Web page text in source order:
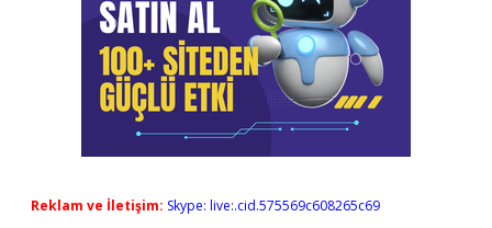
Reklam ve İletişim: Skype: live:.cid.575569c608265c69